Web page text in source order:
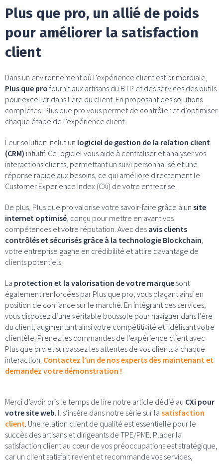
Plus que pro, un allié de poids
pour améliorer la satisfaction
client
Dans un environnement où l’expérience client est primordiale,
Plus que pro fournit aux artisans du BTP et des services des outils
pour exceller dans l’ère du client. En proposant des solutions
complètes, Plus que pro vous permet de contrôler et d’optimiser
chaque étape de l’expérience client.
Leur solution inclut un logiciel de gestion de la relation client
(CRM) intuitif. Ce logiciel vous aide à centraliser et analyser vos
interactions clients, permettant un suivi personnalisé et une
réponse rapide aux besoins, ce qui améliore directement le
Customer Experience Index (CXi) de votre entreprise.
De plus, Plus que pro valorise votre savoir-faire grâce à un site
internet optimisé , conçu pour mettre en avant vos
compétences et votre réputation. Avec des avis clients
contrôlés et sécurisés grâce à la technologie Blockchain
votre entreprise gagne en crédibilité et attire davantage de
clients potentiels.
La protection et la valorisation de votre marque sont
également renforcées par Plus que pro, vous plaçant ainsi en
position de confiance sur le marché. En intégrant ces services,
vous disposez d’une véritable boussole pour naviguer dans l’ère
du client, augmentant ainsi votre compétitivité et fidélisant votre
clientèle. Prenez les commandes de l’expérience client avec
Plus que pro et surpassez les attentes de vos clients à chaque
interaction. Contactez l’un de nos experts dès maintenant et
demandez votre démonstration !
Merci d’avoir pris le temps de lire notre article dédié au CXi pour
votre site web . Il s’insère dans notre série sur la satisfaction
client . Une relation client de qualité est essentielle pour le
succès des artisans et dirigeants de TPE/PME. Placer la
satisfaction client au cœur de vos préoccupations est stratégique,
car un client satisfait revient et recommande vos services,